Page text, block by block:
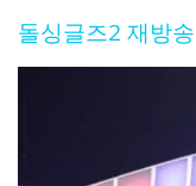
돌싱글즈2 재방